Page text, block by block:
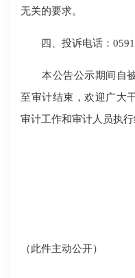
无关的要求。
四、投诉电话：0591-
本公告公示期间自被
至审计结束，欢迎广大
审计工作和审计人员执行
（此件主动公开）